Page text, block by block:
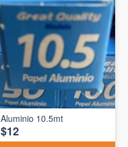
Aluminio 10.5mt
$12